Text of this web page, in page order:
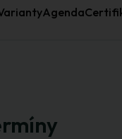
Agenda